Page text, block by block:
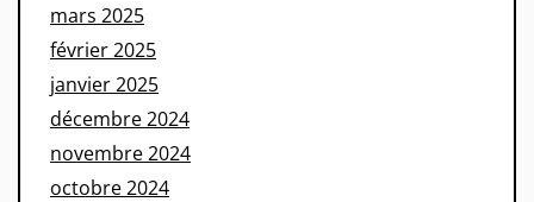
mars 2025
février 2025
janvier 2025
décembre 2024
novembre 2024
octobre 2024